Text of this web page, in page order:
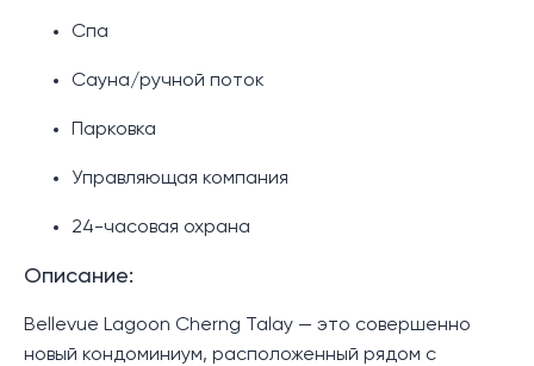
Спа
Сауна/ручной поток
Парковка
Управляющая компания
24-часовая охрана
Описание:
Bellevue Lagoon Cherng Talay — это совершенно
новый кондоминиум, расположенный рядом с